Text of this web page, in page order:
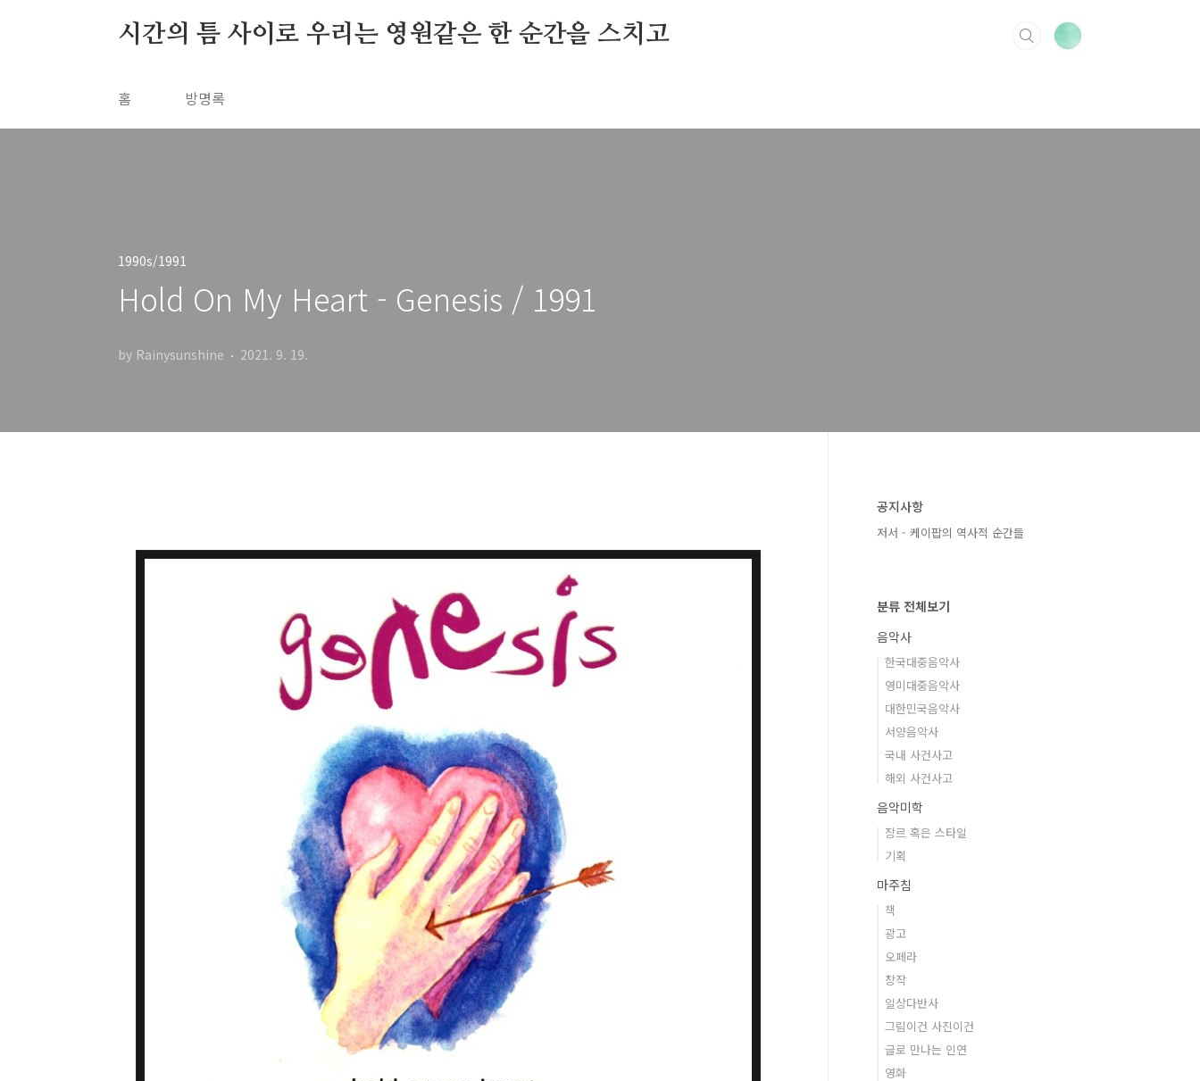
시간의 틈 사이로 우리는 영원같은 한 순간을 스치고
홈 방명록
1990s/1991
Hold On My Heart - Genesis / 1991
by Rainysunshine 2021. 9. 19.
공지사항
저서 - 케이팝의 역사적 순간들
분류 전체보기
음악사
한국대중음악사
영미대중음악사
대한민국음악사
서양음악사
국내 사건사고
해외 사건사고
음악미학
장르 혹은 스타일
기획
마주침
책
광고
오페라
창작
일상다반사
그림이건 사진이건
글로 만나는 인연
영화